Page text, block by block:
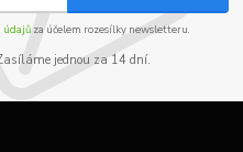
údajůza účelem rozesílky newsletteru.
jednou za 14 dní.